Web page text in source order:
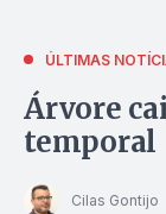
ÚLTIMAS
Árvore
temporal
Cilas Gontijo